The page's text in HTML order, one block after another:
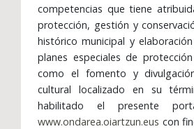
competencias que tiene
protección, gestión y
histórico municipal y
planes especiales de
como el fomento y
cultural localizado en su
habilitado el presente
www.ondarea.oiartzun.eus con